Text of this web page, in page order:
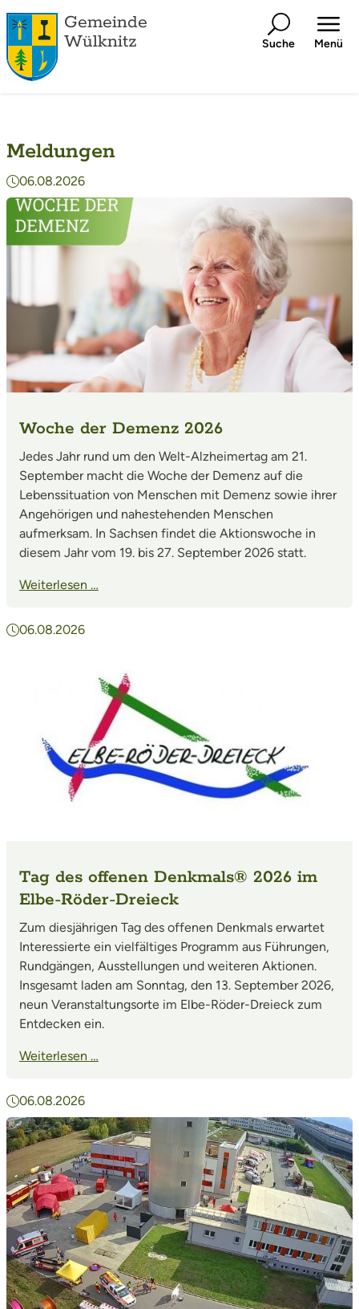
Gemeinde
Wülknitz
Suche Menü
Meldungen
06.08.2026
Woche der Demenz 2026
Jedes Jahr rund um den Welt-Alzheimertag am 21.
September macht die Woche der Demenz auf die
Lebenssituation von Menschen mit Demenz sowie ihrer
Angehörigen und nahestehenden Menschen
aufmerksam. In Sachsen findet die Aktionswoche in
diesem Jahr vom 19. bis 27. September 2026 statt.
Weiterlesen …
06.08.2026
Tag des offenen Denkmals® 2026 im
Elbe-Röder-Dreieck
Zum diesjährigen Tag des offenen Denkmals erwartet
Interessierte ein vielfältiges Programm aus Führungen,
Rundgängen, Ausstellungen und weiteren Aktionen.
Insgesamt laden am Sonntag, den 13. September 2026,
neun Veranstaltungsorte im Elbe-Röder-Dreieck zum
Entdecken ein.
Weiterlesen …
06.08.2026